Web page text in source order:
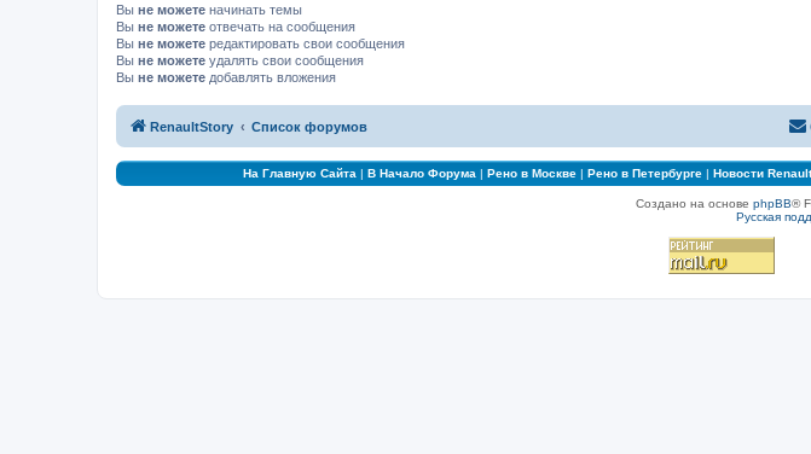
Вы не можете начинать темы
Вы не можете отвечать на сообщения
Вы не можете редактировать свои сообщения
Вы не можете удалять свои сообщения
Вы не можете добавлять вложения
RenaultStory Список форумов
На Главную Сайта | В Начало Форума | Рено в Москве| Рено в Петербурге| Новости Renault
Создано на основе phpBB®
Русская